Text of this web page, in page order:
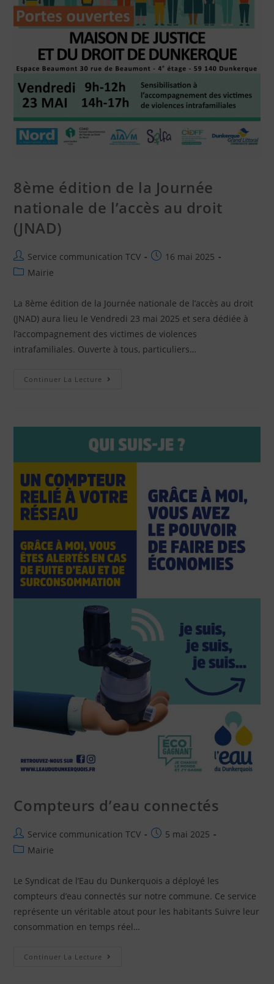
8ème édition de la Journée
nationale de l’accès au droit
(JNAD)
Service communication TCV
16 mai 2025
Mairie
La 8ème édition de la Journée nationale de l’accès au droit
(JNAD) aura lieu le Vendredi 23 mai 2025 et sera dédiée à
l’accompagnement des victimes de violences
intrafamiliales. Ouverte à tous, particuliers…
Continuer La Lecture
Compteurs d’eau connectés
Service communication TCV
5 mai 2025
Mairie
Le Syndicat de l’Eau du Dunkerquois a déployé les
compteurs d’eau connectés sur notre commune. Ce service
représente un véritable atout pour les habitants Suivre leur
consommation en temps réel…
Continuer La Lecture